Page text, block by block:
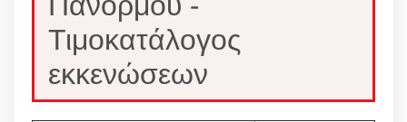
Τιμοκατάλογος
εκκενώσεων